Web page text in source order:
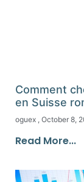
Comment
en Suisse
oguex October 8,
Read More...